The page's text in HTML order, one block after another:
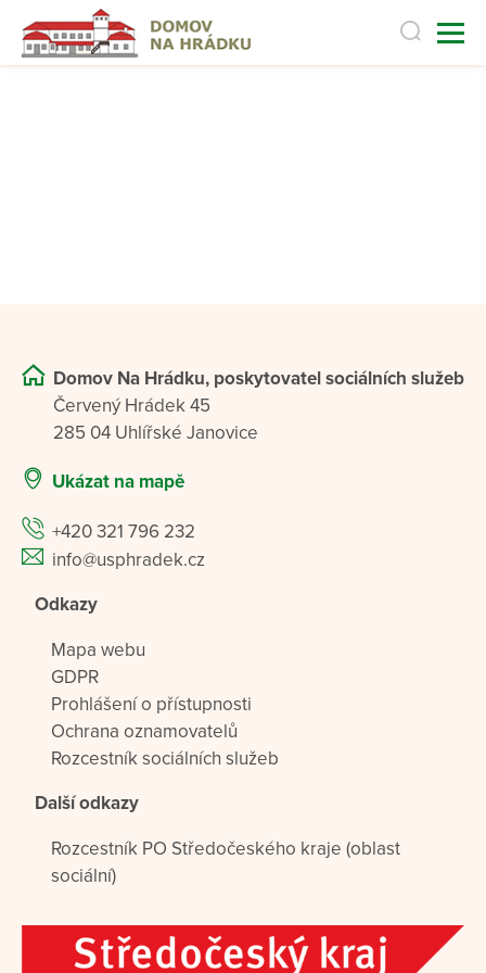
Domov Na Hrádku, poskytovatel sociálních služeb
Červený Hrádek 45
285 04 Uhlířské Janovice
Ukázat na mapě
+420 321 796 232
info@usphradek.cz
Odkazy
Mapa webu
GDPR
Prohlášení o přístupnosti
Ochrana oznamovatelů
Rozcestník sociálních služeb
Další odkazy
Rozcestník PO Středočeského kraje (oblast
sociální)